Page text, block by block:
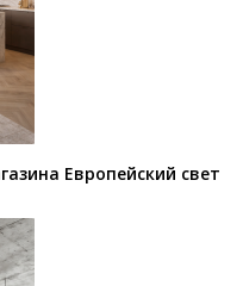
Европейский свет